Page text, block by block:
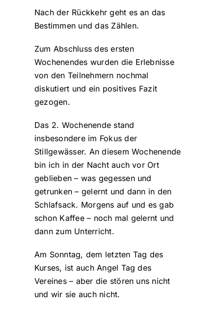
Nach der Rückkehr geht es an das
Bestimmen und das Zählen.
Zum Abschluss des ersten
Wochenendes wurden die Erlebnisse
von den Teilnehmern nochmal
diskutiert und ein positives Fazit
gezogen.
Das 2. Wochenende stand
insbesondere im Fokus der
Stillgewässer. An diesem Wochenende
bin ich in der Nacht auch vor Ort
geblieben – was gegessen und
getrunken – gelernt und dann in den
Schlafsack. Morgens auf und es gab
schon Kaffee – noch mal gelernt und
dann zum Unterricht.
Am Sonntag, dem letzten Tag des
Kurses, ist auch Angel Tag des
Vereines – aber die stören uns nicht
und wir sie auch nicht.